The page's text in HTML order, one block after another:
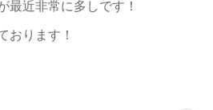
最近非常に多しです！
おります！